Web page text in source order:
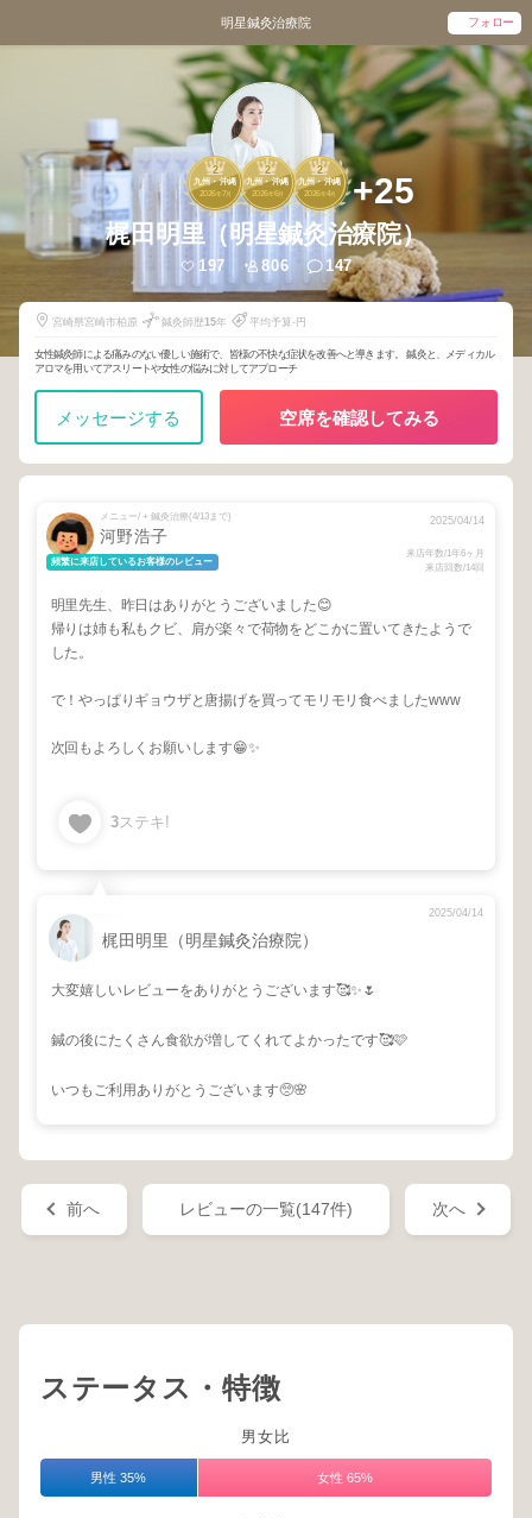
明星鍼灸治療院 フォロー
2
九州・沖縄
2026年 7月
2
九州・沖縄
2026年 6月
2
九州・沖縄
2026年 4月 +25
梶田明里（明星鍼灸治療院）
197 806 147
宮崎県宮崎市柏原 鍼灸師歴15年 平均予算-円
女性鍼灸師による痛みのない優しい施術で、皆様の不快な症状を改善へと導きます。 鍼灸と、メディカル
アロマを用いてアスリートや女性の悩みに対してアプローチ
メッセージする 空席を確認してみる
メニュー/ + 鍼灸治療(4/13まで)
河野浩子
頻繁に来店しているお客様のレビュー
2025/04/14
来店年数/1年6ヶ月
来店回数/14回
明里先生、昨日はありがとうございました😊
帰りは姉も私もクビ、肩が楽々で荷物をどこかに置いてきたようで
した。
で！やっぱりギョウザと唐揚げを買ってモリモリ食べましたwww
次回もよろしくお願いします😁✨
3ステキ!
梶田明里（明星鍼灸治療院）
2025/04/14
大変嬉しいレビューをありがとうございます🥰✨🌷
鍼の後にたくさん食欲が増してくれてよかったです🥰🩷
いつもご利用ありがとうございます🥺🌸
前へ レビューの一覧(147件) 次へ
ステータス・特徴
男女比
男性 35% 女性 65%